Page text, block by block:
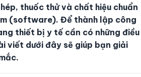
thuốc thử và chất hiệu chuẩn
(software). Để thành lập công
thiết bị y tế cần có những điều
viết dưới đây sẽ giúp bạn giải